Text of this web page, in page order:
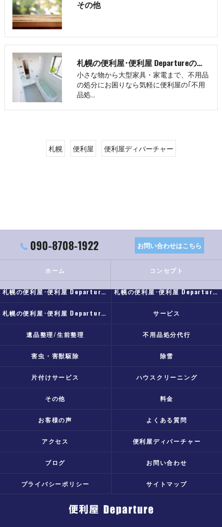
その他
札幌の便利屋･便利屋 Departureのお客様の声
小さな物から大型家具・家電まで、不用品
の処分にお困りなら気軽に便利屋の｢不用
品処…
札幌 便利屋 便利屋ディパーチャー
090-8708-1922 お問い合わせはこちら
ホーム コンセプト
札幌の便利屋･便利屋 Departureの口コミ情報 札幌の便利屋･便利屋 Departureの評判
札幌の便利屋･便利屋 Departureのお客様の声 サービス
遺品整理/生前整理 不用品処分代行
害虫・害獣駆除 除雪
片付けサービス ハウスクリーニング
その他 料金
お客様の声 よくある質問
アクセス 便利屋ディパーチャー
ブログ お問い合わせ
プライバシーポリシー サイトマップ